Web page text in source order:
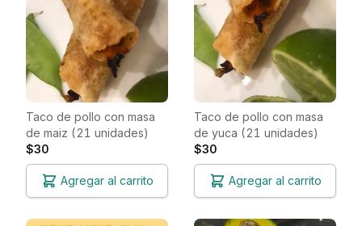
Taco de pollo con masa
de maiz (21 unidades)
$30
Agregar al carrito
Taco de pollo con masa
de yuca (21 unidades)
$30
Agregar al carrito